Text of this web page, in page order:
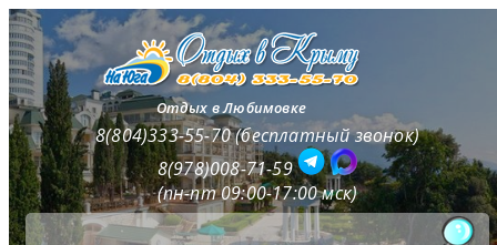
Отдых в Любимовке
8(804)333-55-70 (бесплатный звонок)
8(978)008-71-59
(пн-пт 09:00-17:00 мск)